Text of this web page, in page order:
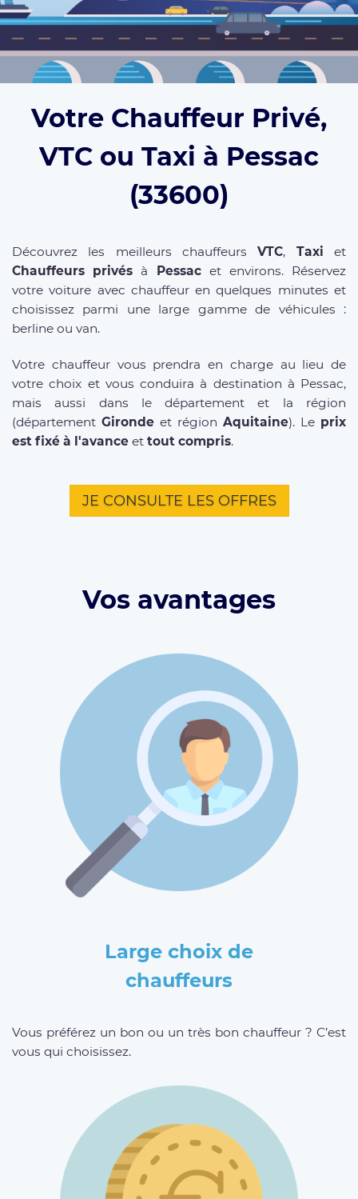
Votre Chauffeur Privé,
VTC ou Taxi à Pessac
(33600)
Découvrez les meilleurs chauffeursVTC, Taxi et
Chauffeurs privés à Pessacet environs. Réservez
votre voiture avec chauffeur en quelques minutes et
choisissez parmi une large gamme de véhicules :
berline ou van.
Votre chauffeur vous prendra en charge au lieu de
votre choix et vous conduira à destination à Pessac,
mais aussi dans le département et la région
(département Gironde et région Aquitaine). Le prix
est fixé à l'avance et tout compris.
JE CONSULTE LES OFFRES
Vos avantages
Large choix de
chauffeurs
Vous préférez un bon ou un très bon chauffeur ? C’est
vous qui choisissez.